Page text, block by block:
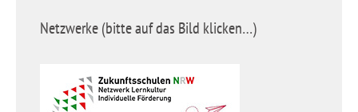
Netzwerke (bitte auf das Bild klicken…)